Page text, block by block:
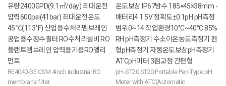
유량2400GPD(9.1㎥/day) 최대운전
압력600psi(41bar) 최대운전온도
45℃(113°F) 산업용수처리멤브레인
공업용수정수필터 RO수처리설비 RO
플랜트멤브레인 압력용기용RO엘리
먼트
RE4040-BE CSM 4inch industrial RO
membrane filter
온도보상 IP67방수 185×45×38mm -
배터리4 1.5V 정확도±0.1pH pH측정
범위0~14 작업환경10°C~40°C 85%
RH pH측정기 수소이온농도측정기 펜
형pH측정기 자동온도보상pH측정기
ATCpH미터 3점교정 간편형
pH-ST20 ST20 Portable Pen-Type pH
Meter with ATC(Automatic